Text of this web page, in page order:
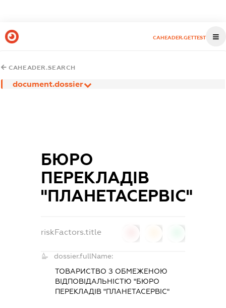
CAHEADER.GETTEST
CAHEADER.SEARCH
document.dossier
БЮРО
ПЕРЕКЛАДІВ
"ПЛАНЕТАСЕРВІС"
riskFactors.title
dossier.fullName:
ТОВАРИСТВО З ОБМЕЖЕНОЮ
ВІДПОВІДАЛЬНІСТЮ "БЮРО
ПЕРЕКЛАДІВ "ПЛАНЕТАСЕРВІС"